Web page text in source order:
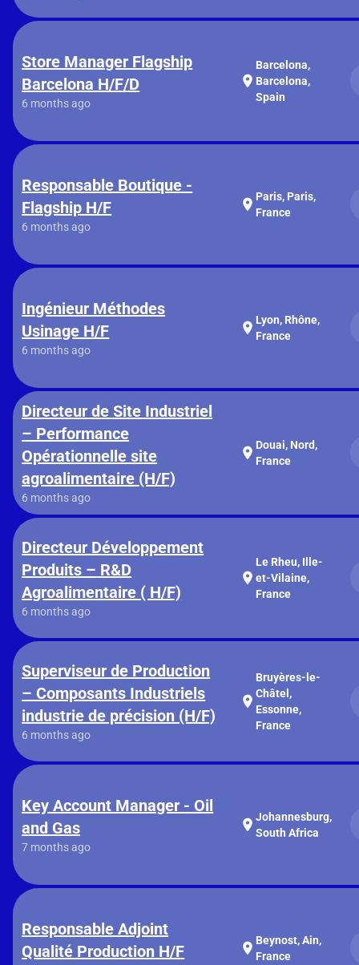
Store Manager Flagship
Barcelona H/F/D
6 months ago
location_on
Barcelona,
Barcelona,
Spain
Responsable Boutique -
Flagship H/F
6 months ago
location_on Paris, Paris,
France
Ingénieur Méthodes
Usinage H/F
6 months ago
location_on Lyon, Rhône,
France
Directeur de Site Industriel
– Performance
Opérationnelle site
agroalimentaire (H/F)
6 months ago
location_on Douai, Nord,
France
Directeur Développement
Produits – R&D
Agroalimentaire ( H/F)
6 months ago
location_on
Le Rheu, Ille-
et-Vilaine,
France
Superviseur de Production
– Composants Industriels
industrie de précision (H/F)
6 months ago
location_on
Bruyères-le-
Châtel,
Essonne,
France
Key Account Manager - Oil
and Gas
7 months ago
location_onJohannesburg,
South Africa
Responsable Adjoint
Qualité Production H/F
location_on Beynost, Ain,
France